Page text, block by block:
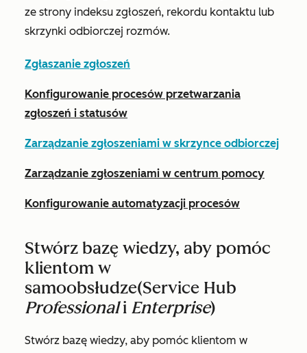
ze strony indeksu zgłoszeń, rekordu kontaktu lub
skrzynki odbiorczej rozmów.
Zgłaszanie zgłoszeń
Konfigurowanie procesów przetwarzania
zgłoszeń i statusów
Zarządzanie zgłoszeniami w skrzynce odbiorczej
Zarządzanie zgłoszeniami w centrum pomocy
Konfigurowanie automatyzacji procesów
Stwórz bazę wiedzy, aby pomóc
klientom w
samoobsłudze(Service Hub
Professionali Enterprise)
Stwórz bazę wiedzy, aby pomóc klientom w